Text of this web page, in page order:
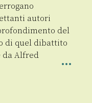
autori
del
di quel dibattito
da Alfred